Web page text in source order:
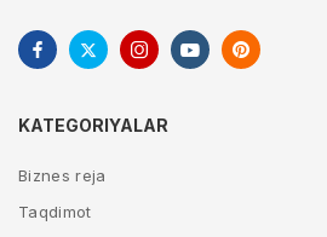
KATEGORIYALAR
Biznes reja
Taqdimot